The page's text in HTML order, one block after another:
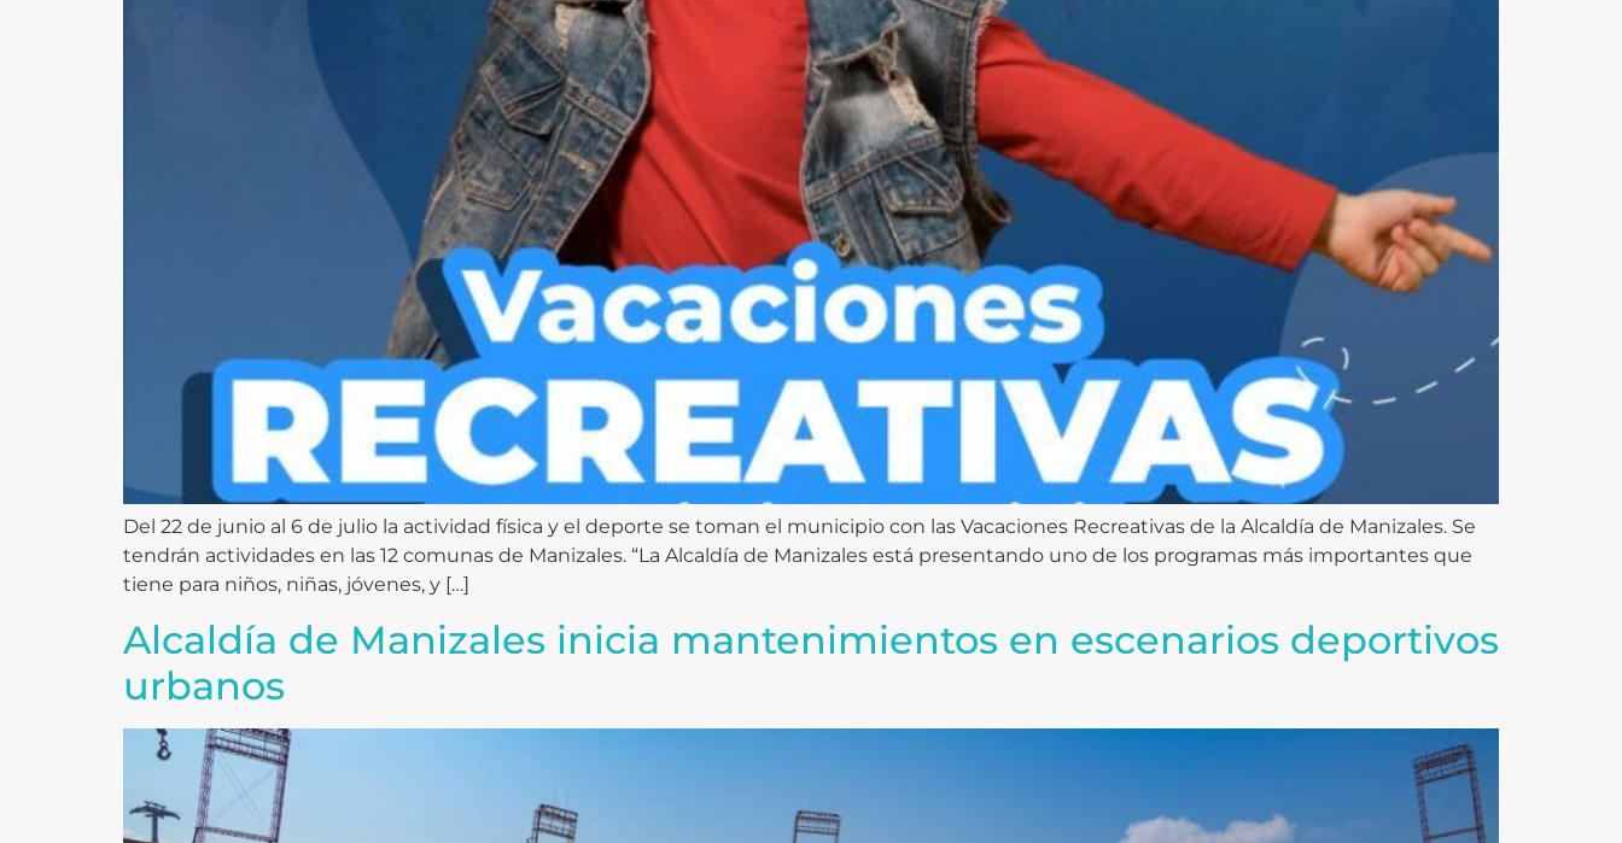
Del 22 de junio al 6 de julio la actividad física y el deporte se toman el municipio con las Vacaciones Recreativas de la Alcaldía de Manizales. Se
tendrán actividades en las 12 comunas de Manizales. “La Alcaldía de Manizales está presentando uno de los programas más importantes que
tiene para niños, niñas, jóvenes, y […]
Alcaldía de Manizales inicia mantenimientos en escenarios deportivos
urbanos